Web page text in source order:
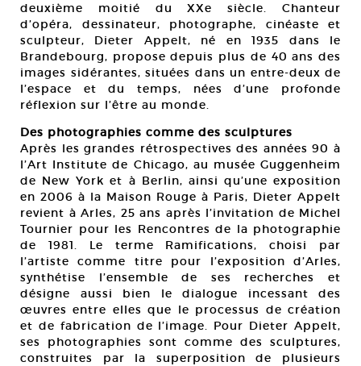
deuxième moitié du XXe siècle. Chanteur
d’opéra, dessinateur, photographe, cinéaste et
sculpteur, Dieter Appelt, né en 1935 dans le
Brandebourg, propose depuis plus de 40 ans des
images sidérantes, situées dans un entre-deux de
l’espace et du temps, nées d’une profonde
réflexion sur l’être au monde.
Des photographies comme des sculptures
Après les grandes rétrospectives des années 90 à
l’Art Institute de Chicago, au musée Guggenheim
de New York et à Berlin, ainsi qu’une exposition
en 2006 à la Maison Rouge à Paris, Dieter Appelt
revient à Arles, 25 ans après l’invitation de Michel
Tournier pour les Rencontres de la photographie
de 1981. Le terme Ramifications, choisi par
l’artiste comme titre pour l’exposition d’Arles,
synthétise l’ensemble de ses recherches et
désigne aussi bien le dialogue incessant des
œuvres entre elles que le processus de création
et de fabrication de l’image. Pour Dieter Appelt,
ses photographies sont comme des sculptures,
construites par la superposition de plusieurs